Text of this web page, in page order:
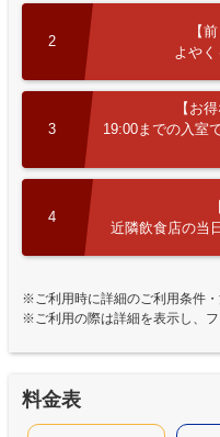
2
【
よや
3
【お
19:00までの入室
4
近隣飲食店の当
※ご利用時に詳細のご利用条件・
※ご利用の際は詳細を表示し、フ
料金表